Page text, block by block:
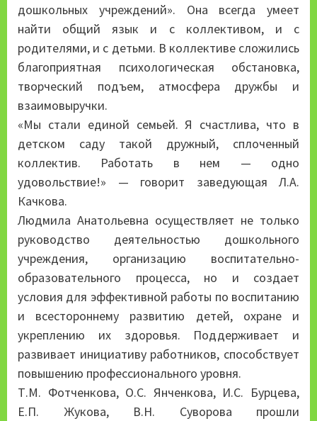
дошкольных учреждений». Она всегда умеет
найти общий язык и с коллективом, и с
родителями, и с детьми. В коллективе сложились
благоприятная психологическая обстановка,
творческий подъем, атмосфера дружбы и
взаимовыручки.
«Мы стали единой семьей. Я счастлива, что в
детском саду такой дружный, сплоченный
коллектив. Работать в нем — одно
удовольствие!» — говорит заведующая Л.А.
Качкова.
Людмила Анатольевна осуществляет не только
руководство деятельностью дошкольного
учреждения, организацию воспитательно-
образовательного процесса, но и создает
условия для эффективной работы по воспитанию
и всестороннему развитию детей, охране и
укреплению их здоровья. Поддерживает и
развивает инициативу работников, способствует
повышению профессионального уровня.
Т.М. Фотченкова, О.С. Янченкова, И.С. Бурцева,
Е.П. Жукова, В.Н. Суворова прошли